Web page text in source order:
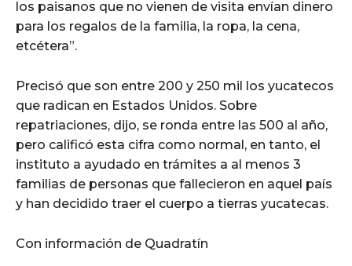
los paisanos que no vienen de visita envían dinero
para los regalos de la familia, la ropa, la cena,
etcétera”.
Precisó que son entre 200 y 250 mil los yucatecos
que radican en Estados Unidos. Sobre
repatriaciones, dijo, se ronda entre las 500 al año,
pero calificó esta cifra como normal, en tanto, el
instituto a ayudado en trámites a al menos 3
familias de personas que fallecieron en aquel país
y han decidido traer el cuerpo a tierras yucatecas.
Con información de Quadratín